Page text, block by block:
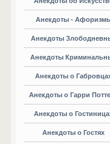
Анекдоты -
Анекдоты
Анекдоты
Анекдоты о
Анекдоты о Гарри
Анекдоты о
Анекдоты о Гостях